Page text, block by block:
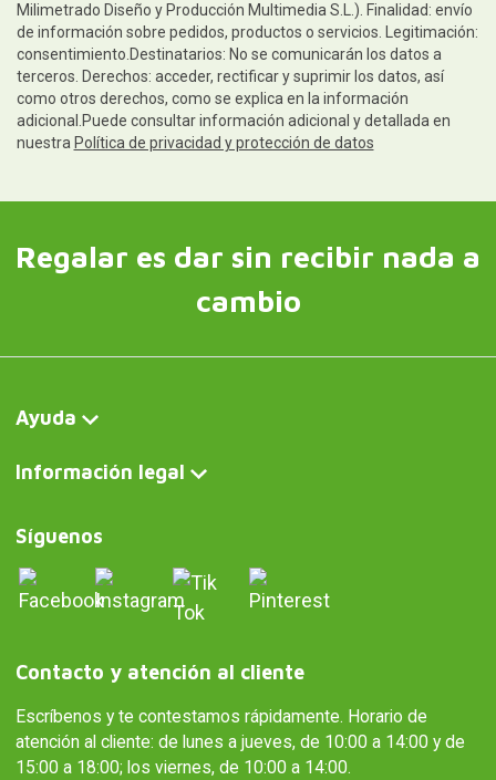
Milimetrado Diseño y Producción Multimedia S.L.). Finalidad: envío
de información sobre pedidos, productos o servicios. Legitimación:
consentimiento.Destinatarios: No se comunicarán los datos a
terceros. Derechos: acceder, rectificar y suprimir los datos, así
como otros derechos, como se explica en la información
adicional.Puede consultar información adicional y detallada en
nuestra Política de privacidad y protección de datos
Regalar es dar sin recibir nada a
cambio
Ayuda
Información legal
Síguenos
Contacto y atención al cliente
Escríbenos y te contestamos rápidamente. Horario de
atención al cliente: de lunes a jueves, de 10:00 a 14:00 y de
15:00 a 18:00; los viernes, de 10:00 a 14:00.